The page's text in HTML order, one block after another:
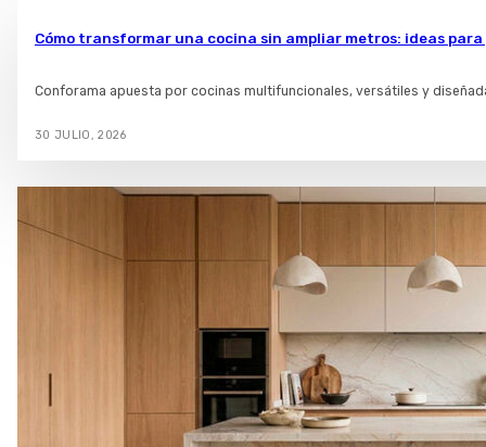
Cómo transformar una cocina sin ampliar metros: ideas
Conforama apuesta por cocinas multifuncionales, versátiles y
30 JULIO, 2026